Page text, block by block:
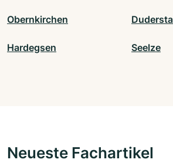
Obernkirchen
Hardegsen Seelze
Neueste Fachartikel